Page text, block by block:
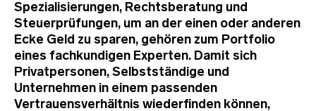
Spezialisierungen, Rechtsberatung und
Steuerprüfungen, um an der einen oder anderen
Ecke Geld zu sparen, gehören zum Portfolio
eines fachkundigen Experten. Damit sich
Privatpersonen, Selbstständige und
Unternehmen in einem passenden
Vertrauensverhältnis wiederfinden können,